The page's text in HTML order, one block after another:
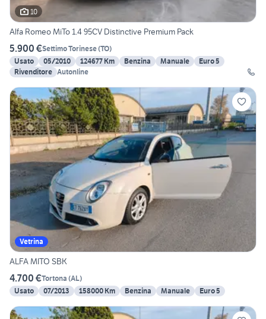
10
Alfa Romeo MiTo 1.4 95CV Distinctive Premium Pack
5.900 €Settimo Torinese(TO)
Usato
05/2010 124677 Km Benzina Manuale
Euro 5
Rivenditore Autonline
Vetrina
ALFA MITO SBK
4.700 €Tortona (AL)
Usato
07/2013 158000 Km Benzina Manuale Euro 5